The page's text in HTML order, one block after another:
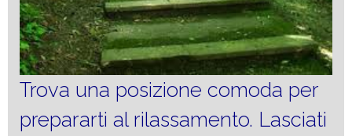
Trova una posizione comoda per
prepararti al rilassamento. Lasciati